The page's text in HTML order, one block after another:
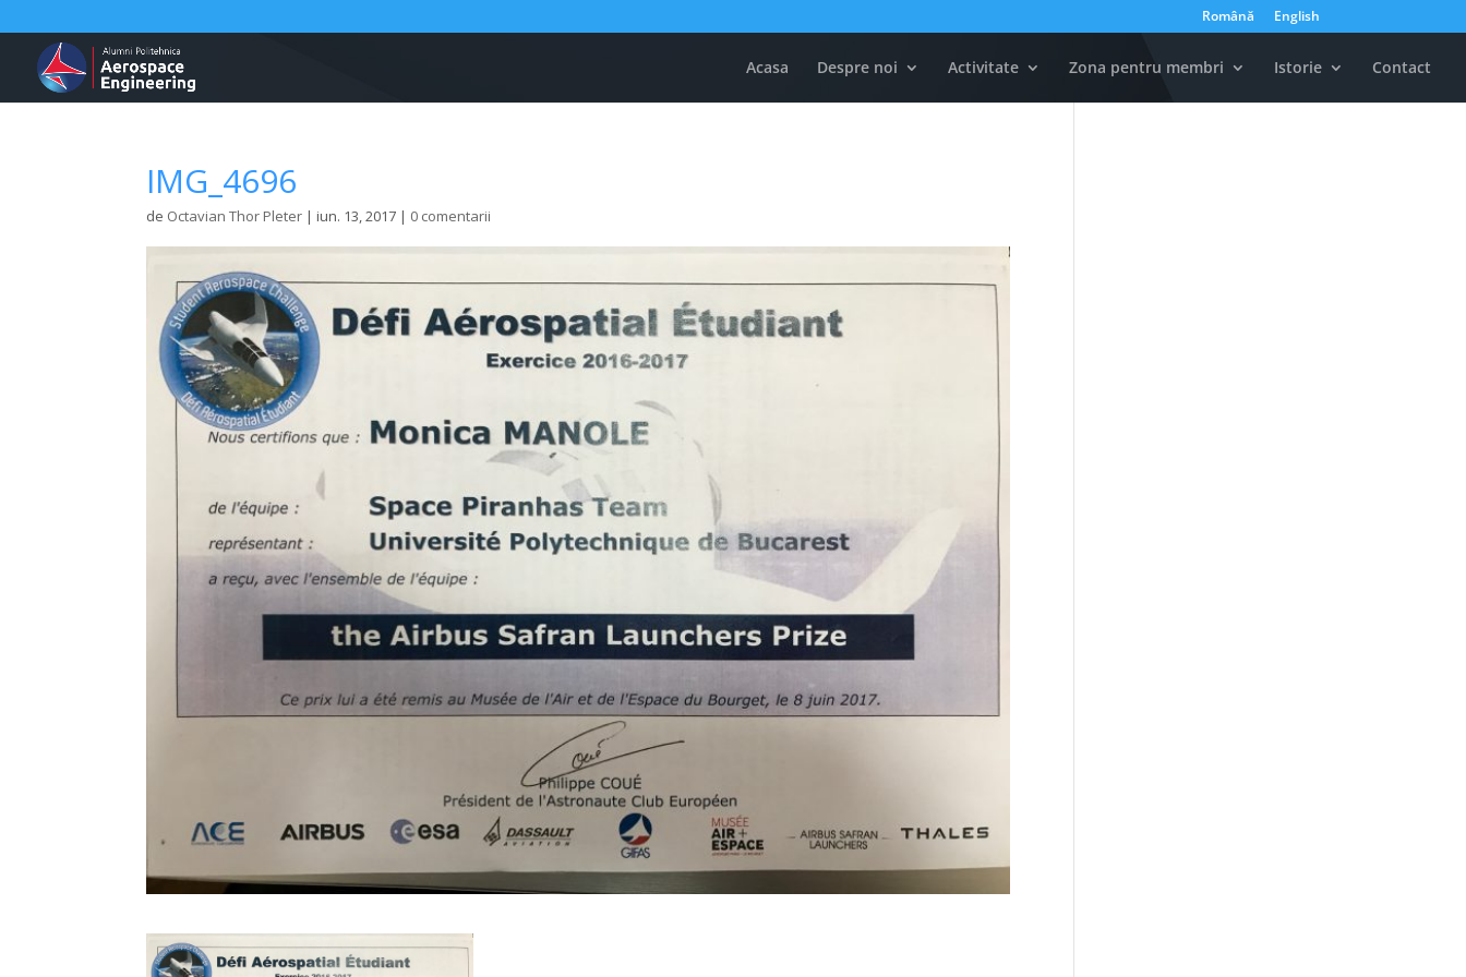
Română English
Acasa Despre noi Activitate Zona pentru membri Istorie Contact
IMG_4696
de Octavian Thor Pleter |iun. 13, 2017 | 0 comentarii